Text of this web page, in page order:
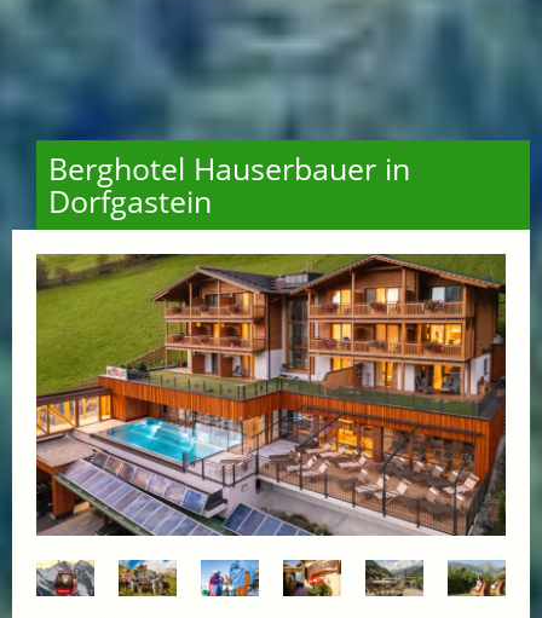
Berghotel Hauserbauer in
Dorfgastein